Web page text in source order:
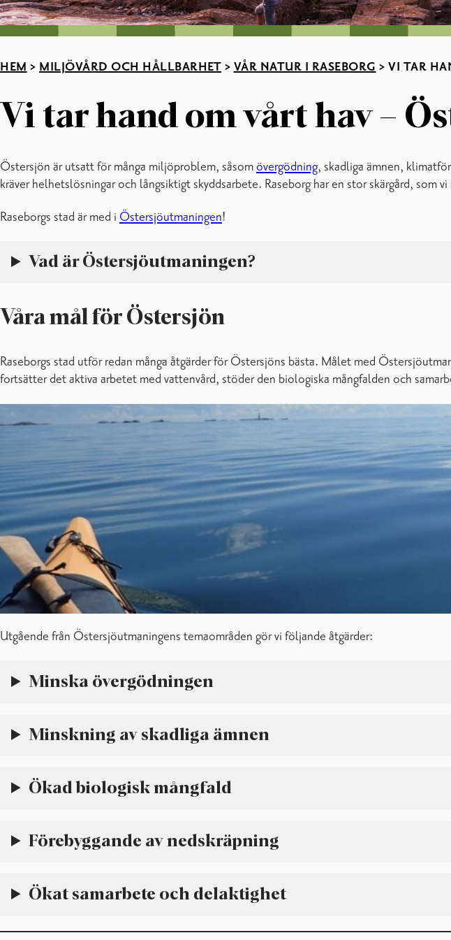
HEM > MILJÖVÅRD OCH HÅLLBARHET > VÅR NATUR I RASEBORG > VI TAR
Vi tar hand om vårt hav –
Östersjön är utsatt för många miljöproblem, såsomövergödning, skadliga ämnen,
kräver helhetslösningar och långsiktigt skyddsarbete. Raseborg har en stor skärgård, som
Raseborgs stad är med i Östersjöutmaningen!
Vad är Östersjöutmaningen?
Våra mål för Östersjön
Raseborgs stad utför redan många åtgärder för Östersjöns bästa. Målet med
fortsätter det aktiva arbetet med vattenvård, stöder den biologiska mångfalden och
Utgående från Östersjöutmaningens temaområden gör vi följande åtgärder:
Minska övergödningen
Minskning av skadliga ämnen
Ökad biologisk mångfald
Förebyggande av nedskräpning
Ökat samarbete och delaktighet